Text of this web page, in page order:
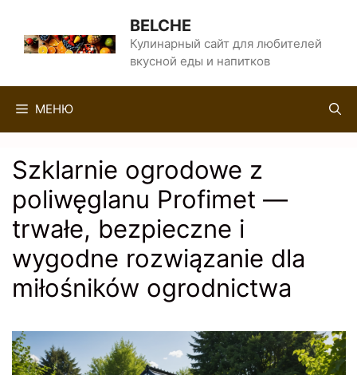
BELCHE
Кулинарный сайт для любителей
вкусной еды и напитков
МЕНЮ
Szklarnie ogrodowe z
poliwęglanu Profimet —
trwałe, bezpieczne i
wygodne rozwiązanie dla
miłośników ogrodnictwa